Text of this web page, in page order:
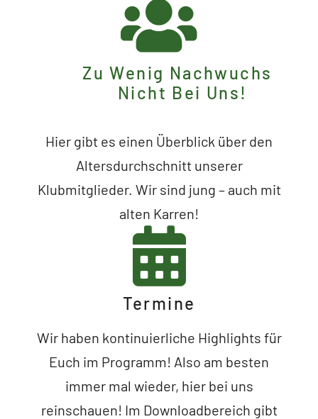
Zu Wenig Nachwuchs
Nicht Bei Uns!
Hier gibt es einen Überblick über den
Altersdurchschnitt unserer
Klubmitglieder. Wir sind jung – auch mit
alten Karren!
Termine
Wir haben kontinuierliche Highlights für
Euch im Programm! Also am besten
immer mal wieder, hier bei uns
reinschauen! Im Downloadbereich gibt